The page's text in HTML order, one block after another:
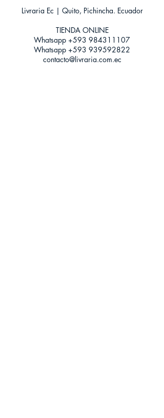
Categoría: HISTORICA
Livraria Ec | Quito, Pichincha. Ecuador
TIENDA ONLINE​
Whatsapp +593 984311107
Whatsapp +593 939592822
contacto@livraria.com.ec